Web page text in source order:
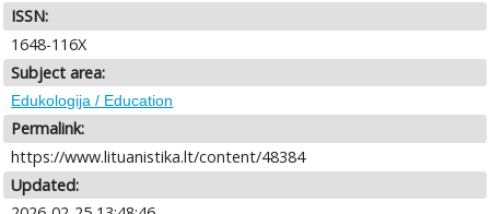
ISSN:
1648-116X
Subject area:
Edukologija / Education
Permalink:
https://www.lituanistika.lt/content/48384
Updated: